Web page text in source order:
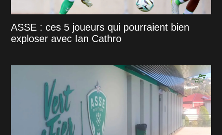
ASSE : ces 5 joueurs qui pourraient bien
exploser avec Ian Cathro